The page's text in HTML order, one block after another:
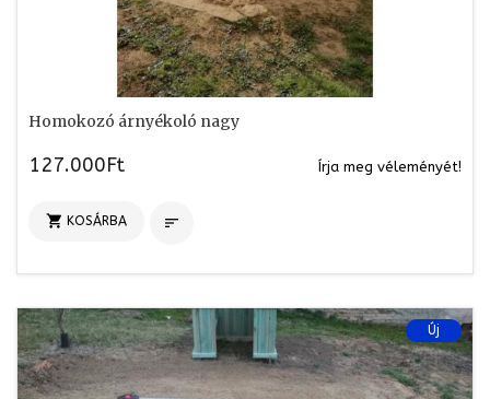
Homokozó árnyékoló nagy
127.000Ft Írja meg véleményét!
 KOSÁRBA 
Új